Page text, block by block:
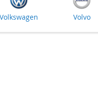
Volkswagen Volvo